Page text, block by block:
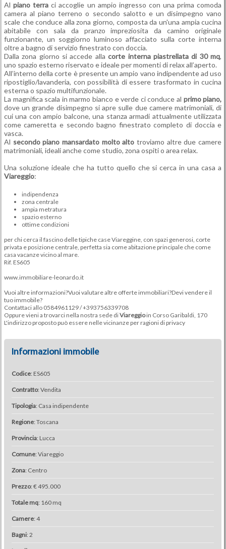
Alpiano terra ci accoglie un ampio ingresso con una prima comoda
camera al piano terreno o secondo salotto e un disimpegno vano
scale che conduce alla zona giorno, composta da un'una ampia cucina
abitabile con sala da pranzo impreziosita da camino originale
funzionante, un soggiorno luminoso affacciato sulla corte interna
oltre a bagno di servizio finestrato con doccia.
Dalla zona giorno si accede allacorte interna piastrellata di 30 mq,
uno spazio esterno riservato e ideale per momenti di relax all’aperto.
All’interno della corte è presente un ampio vano indipendente ad uso
ripostiglio/lavanderia, con possibilità di essere trasformato in cucina
esterna o spazio multifunzionale.
La magnifica scala in marmo bianco e verde ci conduce al primo piano,
dove un grande disimpegno si apre sulle due camere matrimoniali, di
cui una con ampio balcone, una stanza armadi attualmente utilizzata
come cameretta e secondo bagno finestrato completo di doccia e
vasca.
Al secondo piano mansardato molto alto troviamo altre due camere
matrimoniali, ideali anche come studio, zona ospiti o area relax.
Una soluzione ideale che ha tutto quello che si cerca in una casa a
Viareggio:
indipendenza
zona centrale
ampia metratura
spazio esterno
ottime condizioni
per chi cerca il fascino delle tipiche case Viareggine, con spazi generosi, corte
privata e posizione centrale, perfetta sia come abitazione principale che come
casa vacanze vicino al mare.
Rif. ES605
www.immobiliare-leonardo.it
Vuoi altre informazioni?Vuoi valutare altre offerte immobiliari?Devi vendere il
tuo immobile?
Contattaci allo 0584961129 / +393756339708
Oppure vieni a trovarci nella nostra sede diViareggioin Corso Garibaldi, 170
L'indirizzo proposto può essere nelle vicinanze per ragioni di privacy
Informazioni immobile
Codice: ES605
Contratto: Vendita
Tipologia: Casa indipendente
Regione: Toscana
Provincia: Lucca
Comune: Viareggio
Zona: Centro
Prezzo: € 495.000
Totale mq: 160 mq
Camere: 4
Bagni: 2